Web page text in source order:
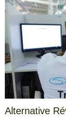
Alternative